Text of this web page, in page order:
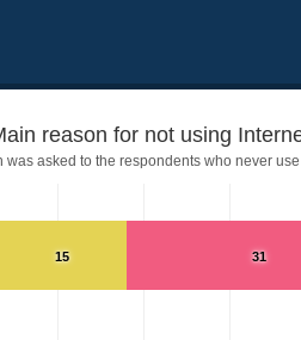
reason for not using
was asked to the respondents who never
31
15